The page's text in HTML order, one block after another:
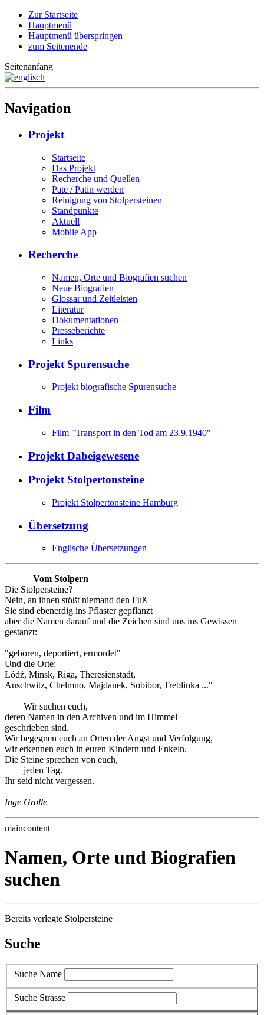
Zur Startseite
Hauptmenü
Hauptmenü überspringen
zum Seitenende
Seitenanfang
Navigation
Projekt
Startseite
Das Projekt
Recherche und Quellen
Pate / Patin werden
Reinigung von Stolpersteinen
Standpunkte
Aktuell
Mobile App
Recherche
Namen, Orte und Biografien suchen
Neue Biografien
Glossar und Zeitleisten
Literatur
Dokumentationen
Presseberichte
Links
Projekt Spurensuche
Projekt biografische Spurensuche
Film
Film "Transport in den Tod am 23.9.1940"
Projekt Dabeigewesene
Projekt Stolpertonsteine
Projekt Stolpertonsteine Hamburg
Übersetzung
Englische Übersetzungen
Vom Stolpern
Die Stolpersteine?
Nein, an ihnen stößt niemand den Fuß
Sie sind ebenerdig ins Pflaster gepflanzt
aber die Namen darauf und die Zeichen sind uns ins Gewissen
gestanzt:
"geboren, deportiert, ermordet"
Und die Orte:
Łódź, Minsk, Riga, Theresienstadt,
Auschwitz, Chelmno, Majdanek, Sobibor, Treblinka ..."
Wir suchen euch,
deren Namen in den Archiven und im Himmel
geschrieben sind.
Wir begegnen euch an Orten der Angst und Verfolgung,
wir erkennen euch in euren Kindern und Enkeln.
Die Steine sprechen von euch,
jeden Tag.
Ihr seid nicht vergessen.
Inge Grolle
maincontent
Namen, Orte und Biografien
suchen
Bereits verlegte Stolpersteine
Suche
Suche Name
Suche Strasse